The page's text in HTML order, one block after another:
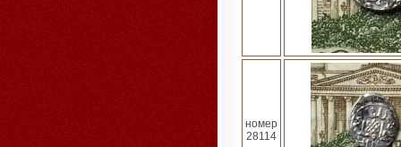
номер
28114